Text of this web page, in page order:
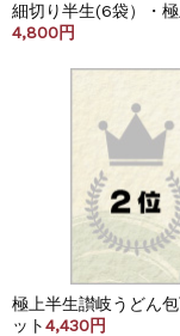
細切り半生(6袋）・
4,800円
極上半生讃岐うどん
ット4,430円